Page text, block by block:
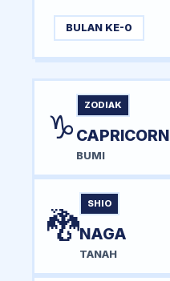
BULAN KE-0
♑
ZODIAK
CAPRICORN
BUMI
🐉
SHIO
NAGA
TANAH